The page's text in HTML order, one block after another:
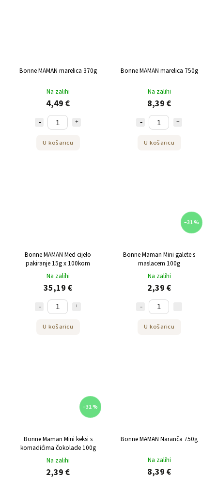
Bonne MAMAN marelica 370g
Na zalihi
4,49 €
U košaricu
Bonne MAMAN marelica 750g
Na zalihi
8,39 €
U košaricu
Bonne MAMAN Med cijelo
pakiranje 15g x 100kom
Na zalihi
35,19 €
U košaricu
–31 %
Bonne Maman Mini galete s
maslacem 100g
Na zalihi
2,39 €
U košaricu
–31 %
Bonne Maman Mini keksi s
komadićima čokolade 100g
Na zalihi
2,39 €
Bonne MAMAN Naranča 750g
Na zalihi
8,39 €